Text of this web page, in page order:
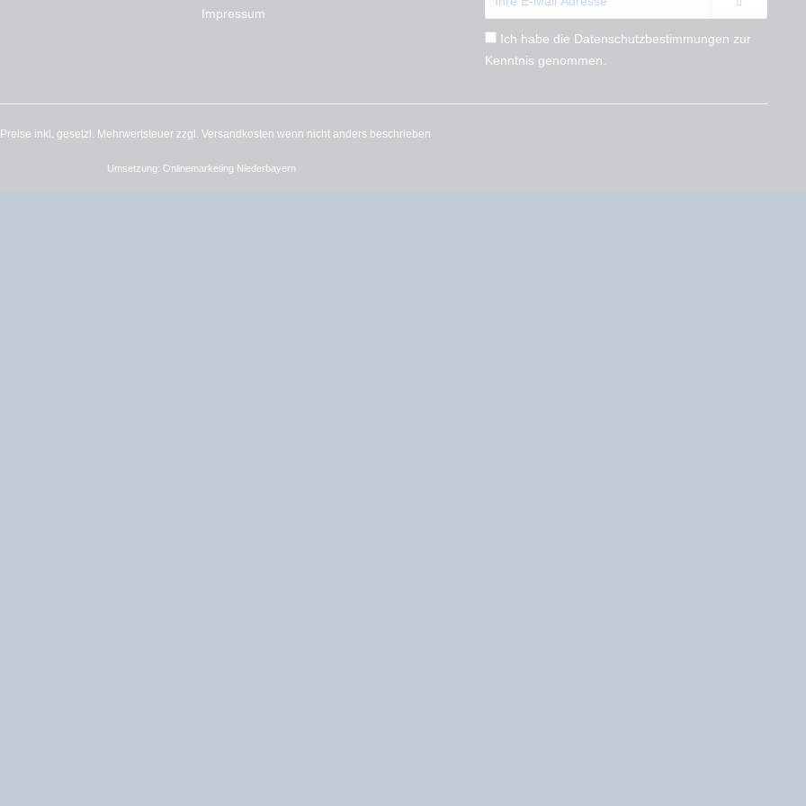
Impressum
Ich habe die Datenschutzbestimmungen zur
Kenntnis genommen.
inkl. gesetzl. Mehrwertsteuer zzgl. Versandkosten wenn nicht anders beschrieben
Umsetzung: Onlinemarketing Niederbayern